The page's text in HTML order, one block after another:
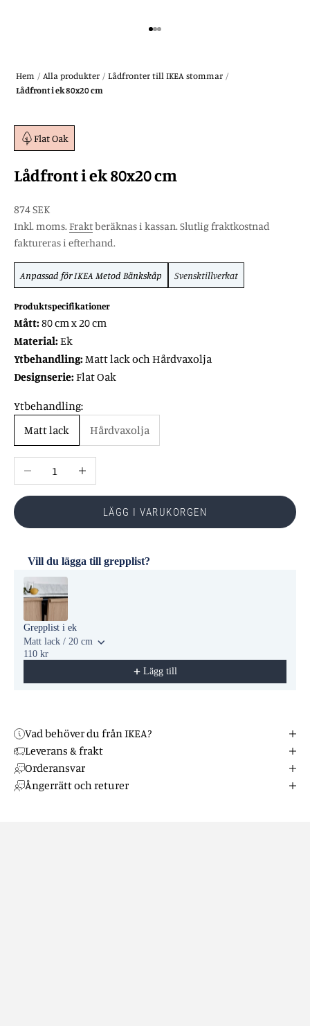
Gå till 1
Gå till 2
Gå till 3
Hem / Alla produkter / Lådfronter till IKEA stommar /
Lådfront i ek 80x20 cm
Flat Oak
Lådfront i ek 80x20 cm
REA-pris
874 SEK
Inkl. moms.Fraktberäknas i kassan. Slutlig fraktkostnad
faktureras i efterhand.
Anpassad förIKEA Metod Bänkskåp Svensktillverkat
Produktspecifikationer
Mått:80 cm x 20 cm
Material:Ek
Ytbehandling:Matt lack och Hårdvaxolja
Designserie:Flat Oak
Ytbehandling:
Matt lack
Hårdvaxolja
Minska antal Öka antal
LÄGG I VARUKORGEN
Vill du lägga till grepplist?
Use the Previous and Next buttons to navigate through product
Grepplist i ek
Matt lack / 20 cm
110 kr
Lägg till
Vad behöver du från IKEA?
Leverans & frakt
Orderansvar
Ångerrätt och returer